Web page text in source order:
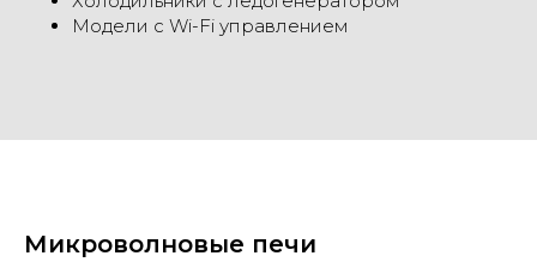
Модели с Wi-Fi управлением
Микроволновые печи